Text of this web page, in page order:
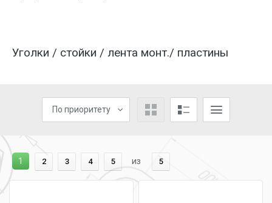
Уголки / стойки / лента монт./ пластины
По приоритету
1 2 3 4 5 из 5